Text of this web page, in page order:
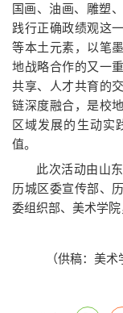
国画、油画、雕塑
践行正确政绩观这
等本土元素，以笔
地战略合作的又一
共享、人才共育的
链深度融合，是校
区域发展的生动实
值。
此次活动由山
历城区委宣传部、
委组织部、美术学院
（供稿：美